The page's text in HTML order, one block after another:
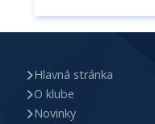
Hlavná stránka
O klube
Novinky